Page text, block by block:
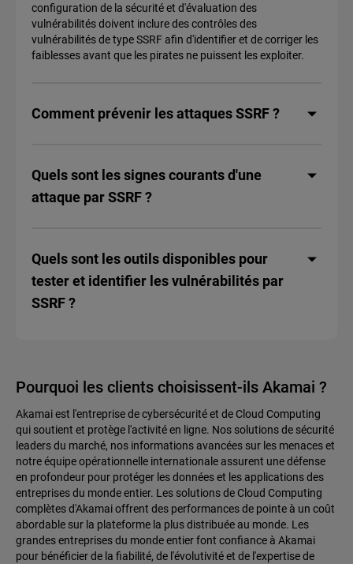
configuration de la sécurité et d'évaluation des
vulnérabilités doivent inclure des contrôles des
vulnérabilités de type SSRF afin d'identifier et de corriger les
faiblesses avant que les pirates ne puissent les exploiter.
Comment prévenir les attaques SSRF ?
Quels sont les signes courants d'une
attaque par SSRF ?
Quels sont les outils disponibles pour
tester et identifier les vulnérabilités par
SSRF ?
Pourquoi les clients choisissent-ils Akamai ?
Akamai est l'entreprise de cybersécurité et de Cloud Computing
qui soutient et protège l'activité en ligne. Nos solutions de sécurité
leaders du marché, nos informations avancées sur les menaces et
notre équipe opérationnelle internationale assurent une défense
en profondeur pour protéger les données et les applications des
entreprises du monde entier. Les solutions de Cloud Computing
complètes d'Akamai offrent des performances de pointe à un coût
abordable sur la plateforme la plus distribuée au monde. Les
grandes entreprises du monde entier font confiance à Akamai
pour bénéficier de la fiabilité, de l'évolutivité et de l'expertise de